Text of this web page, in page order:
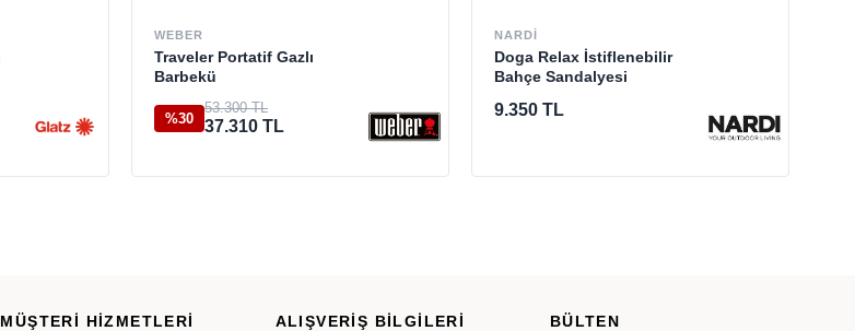
WEBER
Traveler Portatif Gazlı
Barbekü
%30
53.300 TL
37.310 TL
NARDI
Doga Relax İstiflenebilir
Bahçe Sandalyesi
9.350 TL
MÜŞTERİ HİZMETLERİ ALIŞVERİŞ BİLGİLERİ BÜLTEN